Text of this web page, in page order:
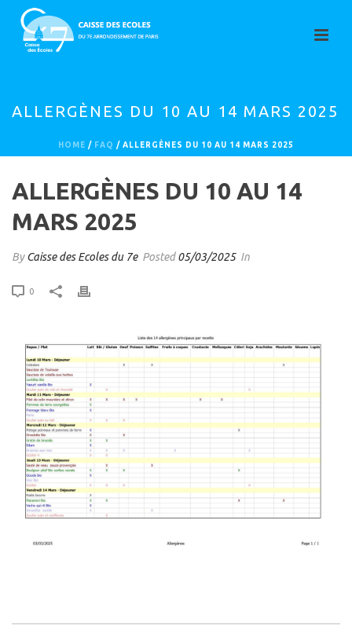
ALLERGÈNES DU 10 AU 14 MARS 2025
HOME / FAQ / ALLERGÈNES DU 10 AU 14 MARS 2025
ALLERGÈNES DU 10 AU 14
MARS 2025
ByCaisse des Ecoles du 7e Posted05/03/2025 In
0